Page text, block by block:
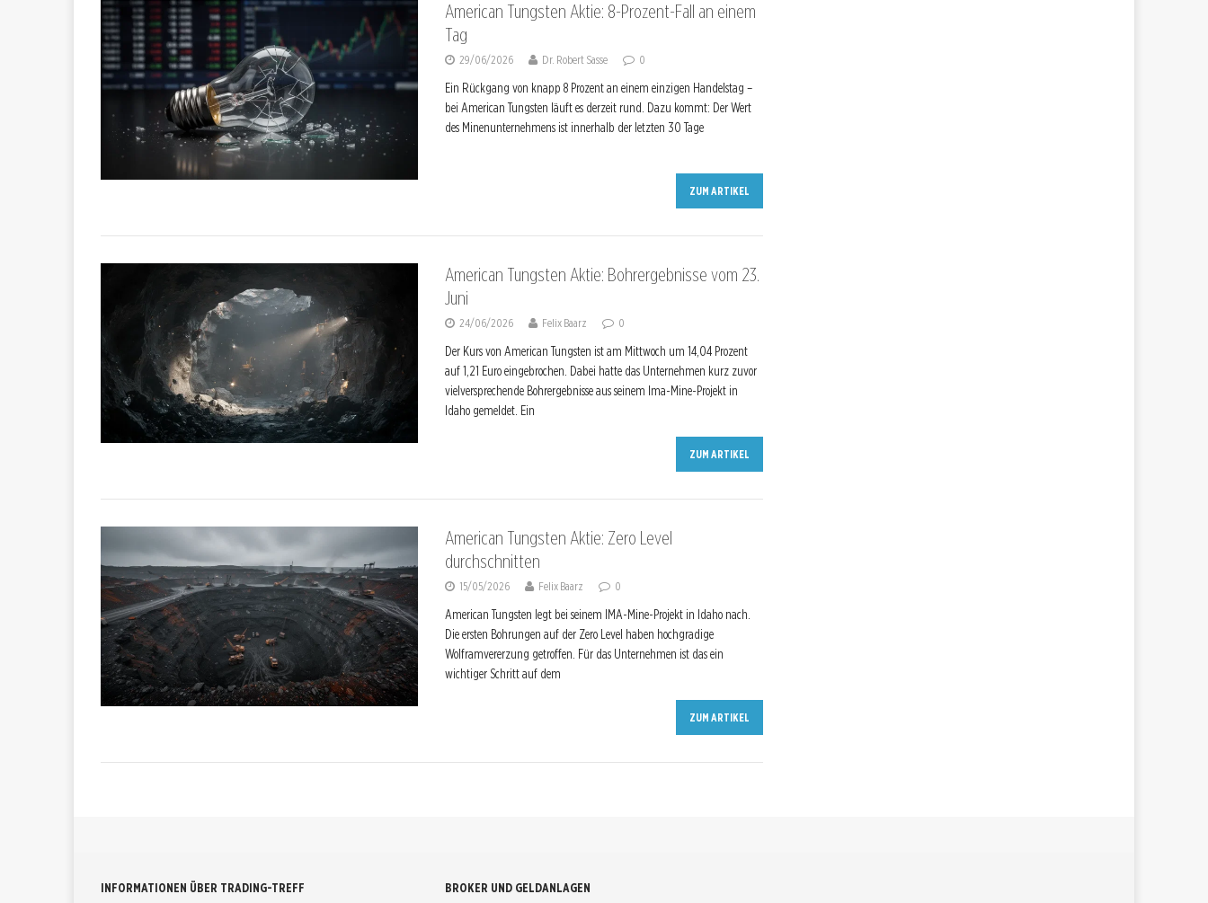
American Tungsten Aktie: 8-Prozent-Fall an einem
Tag
29/06/2026 Dr. Robert Sasse 0
Ein Rückgang von knapp 8 Prozent an einem einzigen Handelstag –
bei American Tungsten läuft es derzeit rund. Dazu kommt: Der Wert
des Minenunternehmens ist innerhalb der letzten 30 Tage
ZUM ARTIKEL
American Tungsten Aktie: Bohrergebnisse vom 23.
Juni
24/06/2026 Felix Baarz 0
Der Kurs von American Tungsten ist am Mittwoch um 14,04 Prozent
auf 1,21 Euro eingebrochen. Dabei hatte das Unternehmen kurz zuvor
vielversprechende Bohrergebnisse aus seinem Ima-Mine-Projekt in
Idaho gemeldet. Ein
ZUM ARTIKEL
American Tungsten Aktie: Zero Level
durchschnitten
15/05/2026 Felix Baarz 0
American Tungsten legt bei seinem IMA-Mine-Projekt in Idaho nach.
Die ersten Bohrungen auf der Zero Level haben hochgradige
Wolframvererzung getroffen. Für das Unternehmen ist das ein
wichtiger Schritt auf dem
ZUM ARTIKEL
INFORMATIONEN ÜBER TRADING-TREFF BROKER UND GELDANLAGEN